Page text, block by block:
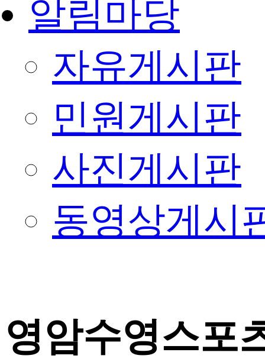
알림마당
자유게시판
민원게시판
사진게시판
동영상게시
영암수영스포